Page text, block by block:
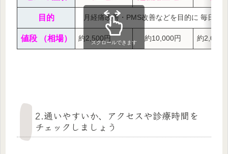
目的 月経痛改善・PMS改善などを目的に 毎日服
値段 （相場） 約2,500円 約10,000円 約2,000
スクロールできます
2.通いやすいか、アクセスや診療時間を
チェックしましょう